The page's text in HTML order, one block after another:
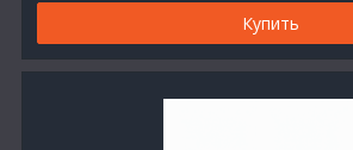
Купить